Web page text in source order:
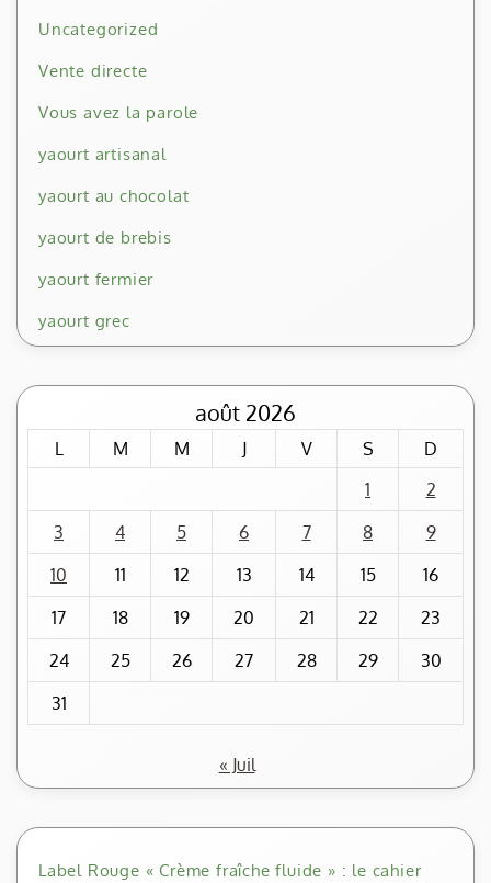
Uncategorized
Vente directe
Vous avez la parole
yaourt artisanal
yaourt au chocolat
yaourt de brebis
yaourt fermier
yaourt grec
août 2026
L M M J V S
D
1
2
3
4 5 6 7 8
9
10
11 12 13 14 15
16
17
18 19 20 21 22
23
24
25 26 27 28 29
30
31
« Juil
Label Rouge « Crème fraîche fluide » : le cahier